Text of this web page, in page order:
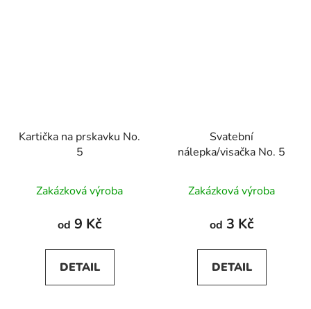
Kartička na prskavku No.
5
Zakázková výroba
od 9 Kč
DETAIL
Svatební
nálepka/visačka No. 5
Zakázková výroba
od 3 Kč
DETAIL